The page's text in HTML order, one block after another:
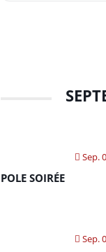
Sep.
POLE SOIRÉE
Sep.